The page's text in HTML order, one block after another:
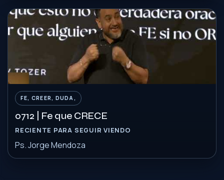
FE, CREER, DUDA,
0712 | Fe que CRECE
RECIENTE PARA SEGUIR VIENDO
Ps. Jorge Mendoza